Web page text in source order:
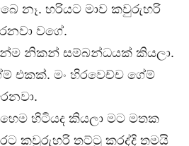
නෑ. හරියට මාව කවුරුහරි
වගේ.
නිකන් සම්බන්ධයක් කියලා.
එකක්. මං හිරවෙච්ච ගේම්
හිටියද කියලා මට මතක
කවුරුහරි තට්ටු කරද්දි තමයි